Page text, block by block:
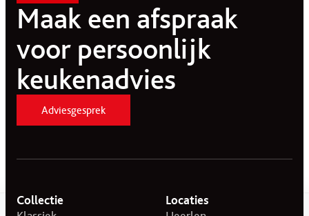
Maak een afspraak
voor persoonlijk
keukenadvies
Adviesgesprek
Collectie
Locaties